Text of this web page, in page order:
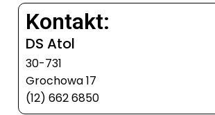
Kontakt:
DS Atol
30-731
Grochowa 17
(12) 662 6850